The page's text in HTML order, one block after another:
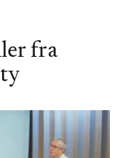
fra